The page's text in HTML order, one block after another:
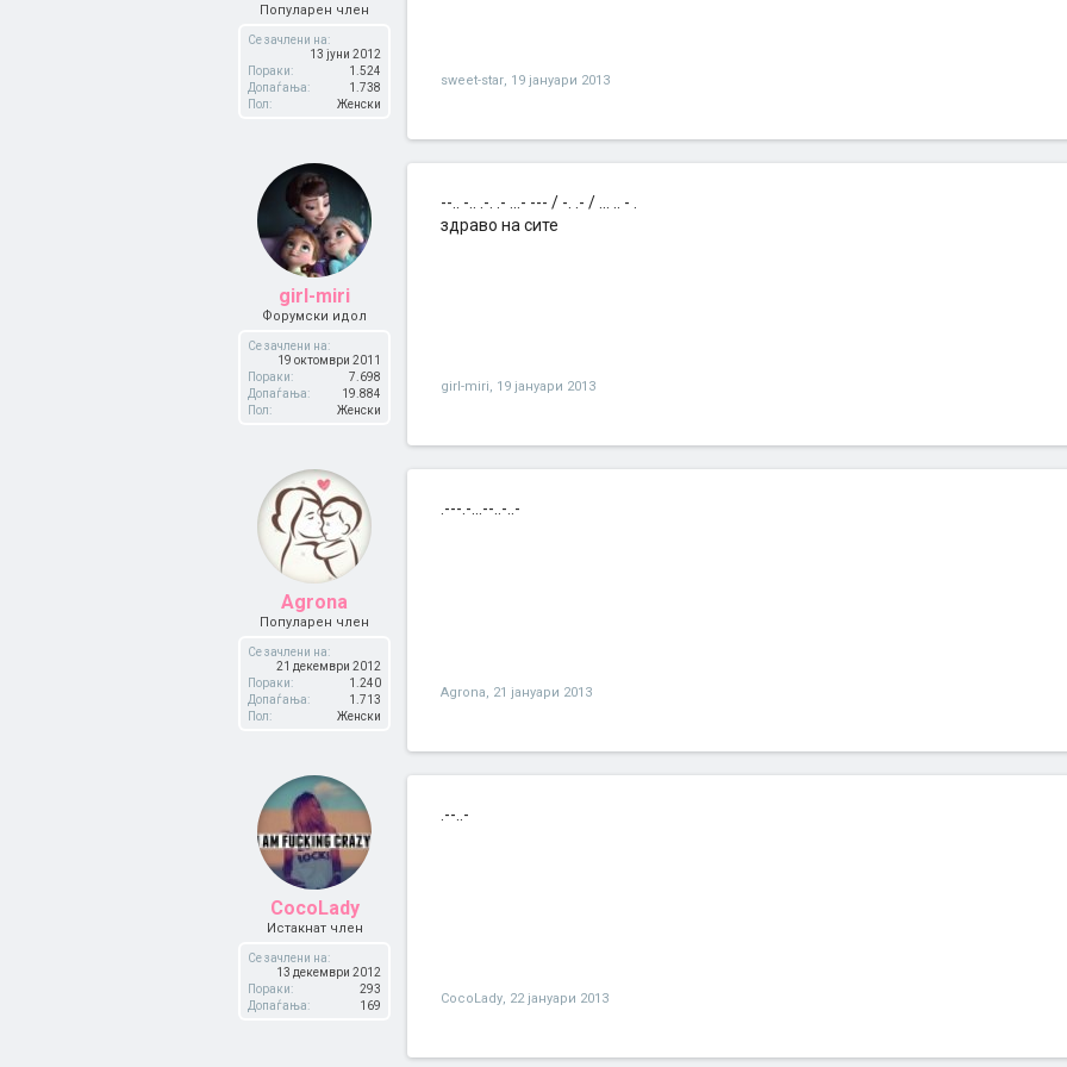
Популарен член
Се зачлени на:
13 јуни 2012
Пораки:
1.524
Допаѓања:
1.738
Пол:
Женски
sweet-star, 19 јануари 2013
girl-miri
Форумски идол
Се зачлени на:
19 октомври 2011
Пораки:
7.698
Допаѓања:
19.884
Пол:
Женски
--.. -.. .-. .- ...- --- / -. .- / ... .. - .
здраво на сите
girl-miri, 19 јануари 2013
Agrona
Популарен член
Се зачлени на:
21 декември 2012
Пораки:
1.240
Допаѓања:
1.713
Пол:
Женски
.---.-...--..-..-
Agrona, 21 јануари 2013
CocoLady
Истакнат член
Се зачлени на:
13 декември 2012
Пораки:
293
Допаѓања:
169
.--..-
CocoLady, 22 јануари 2013